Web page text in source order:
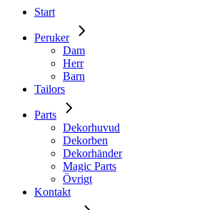
Start
Peruker
Dam
Herr
Barn
Tailors
Parts
Dekorhuvud
Dekorben
Dekorhänder
Magic Parts
Övrigt
Kontakt